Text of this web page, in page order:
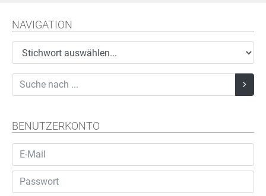
NAVIGATION
BENUTZERKONTO